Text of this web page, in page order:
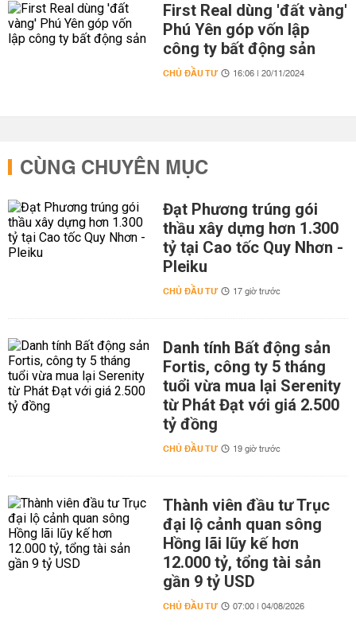
First Real dùng 'đất vàng'
Phú Yên góp vốn lập
công ty bất động sản
CHỦ ĐẦU TƯ 16:06 | 20/11/2024
CÙNG CHUYÊN MỤC
Đạt Phương trúng gói
thầu xây dựng hơn 1.300
tỷ tại Cao tốc Quy Nhơn -
Pleiku
CHỦ ĐẦU TƯ 17 giờ trước
Danh tính Bất động sản
Fortis, công ty 5 tháng
tuổi vừa mua lại Serenity
từ Phát Đạt với giá 2.500
tỷ đồng
CHỦ ĐẦU TƯ 19 giờ trước
Thành viên đầu tư Trục
đại lộ cảnh quan sông
Hồng lãi lũy kế hơn
12.000 tỷ, tổng tài sản
gần 9 tỷ USD
CHỦ ĐẦU TƯ 07:00 | 04/08/2026